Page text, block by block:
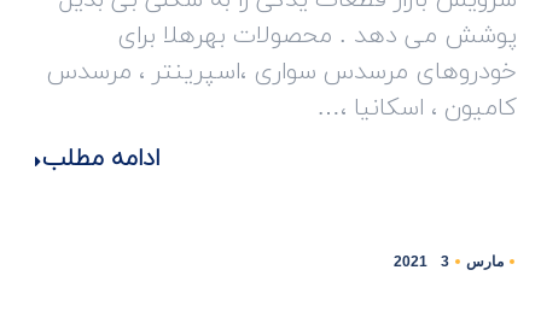
پوشش می دهد . محصولات بهرهلا برای
خودروهای مرسدس سواری ،اسپرینتر ، مرسدس
کامیون ، اسکانیا ،…
ادامه مطلب
مارس 3
2021